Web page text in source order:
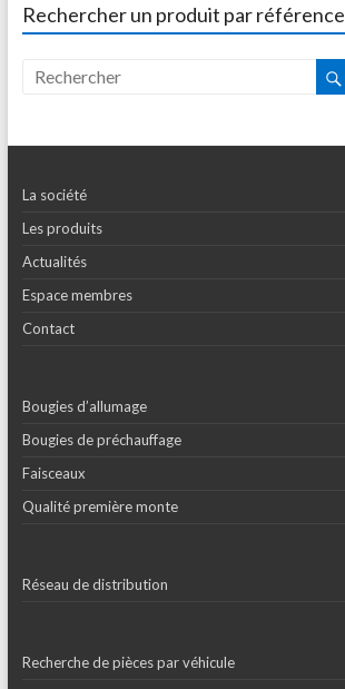
Rechercher un produit par référence
La société
Les produits
Actualités
Espace membres
Contact
Bougies d’allumage
Bougies de préchauffage
Faisceaux
Qualité première monte
Réseau de distribution
Recherche de pièces par véhicule